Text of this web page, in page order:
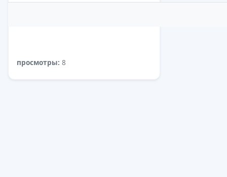
просмотры: 8